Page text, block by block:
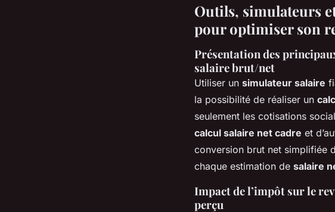
Outils, simulateurs
pour optimiser son
Présentation des
salaire brut/net
Utiliser un simulateur salaire
la possibilité de réaliser un
seulement les cotisations
calcul salaire net cadre et
conversion brut net simplifiée
chaque estimation de salaire
Impact de l’impôt sur le
perçu